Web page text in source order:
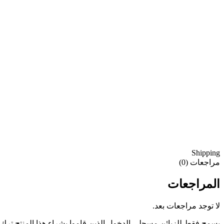
Shipping
مراجعات (0)
المراجعات
لا توجد مراجعات بعد.